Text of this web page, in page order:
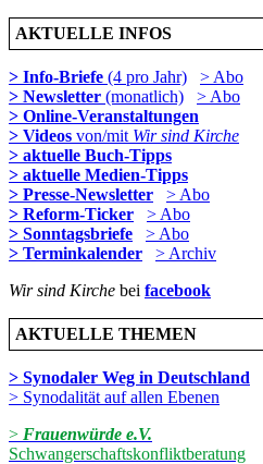
AKTUELLE INFOS
> Info-Briefe (4 pro Jahr)
> Abo
> Newsletter (monatlich)
> Abo
> Online-Veranstaltungen
> Videos von/mit Wir sind Kirche
> aktuelle Buch-Tipps
> aktuelle Medien-Tipps
> Presse-Newsletter
> Abo
> Reform-Ticker
> Abo
> Sonntagsbriefe
> Abo
> Terminkalender
> Archiv
Wir sind Kirche bei facebook
AKTUELLE THEMEN
> Synodaler Weg in Deutschland
> Synodalität auf allen Ebenen
> Frauenwürde e.V.
Schwangerschaftskonfliktberatung